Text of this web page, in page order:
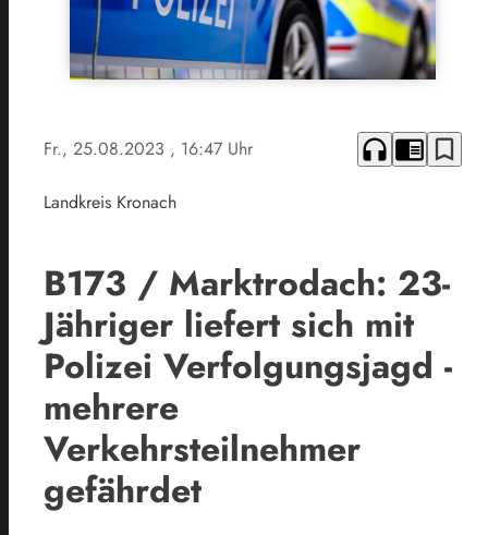
Fr., 25.08.2023 , 16:47 Uhr headphones chrome_reader_mode bookmark_border
Landkreis Kronach
B173 / Marktrodach: 23-
Jähriger liefert sich mit
Polizei Verfolgungsjagd -
mehrere
Verkehrsteilnehmer
gefährdet